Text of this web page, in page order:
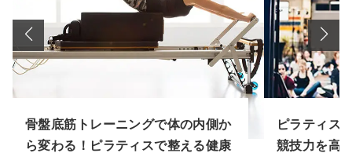
骨盤底筋トレーニングで体の内側か
ら変わる！ピラティスで整える健康
ピラティス
競技力を高